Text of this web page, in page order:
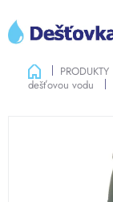
obsah
CZK
DomůPRODUKTY
dešťovou vodu